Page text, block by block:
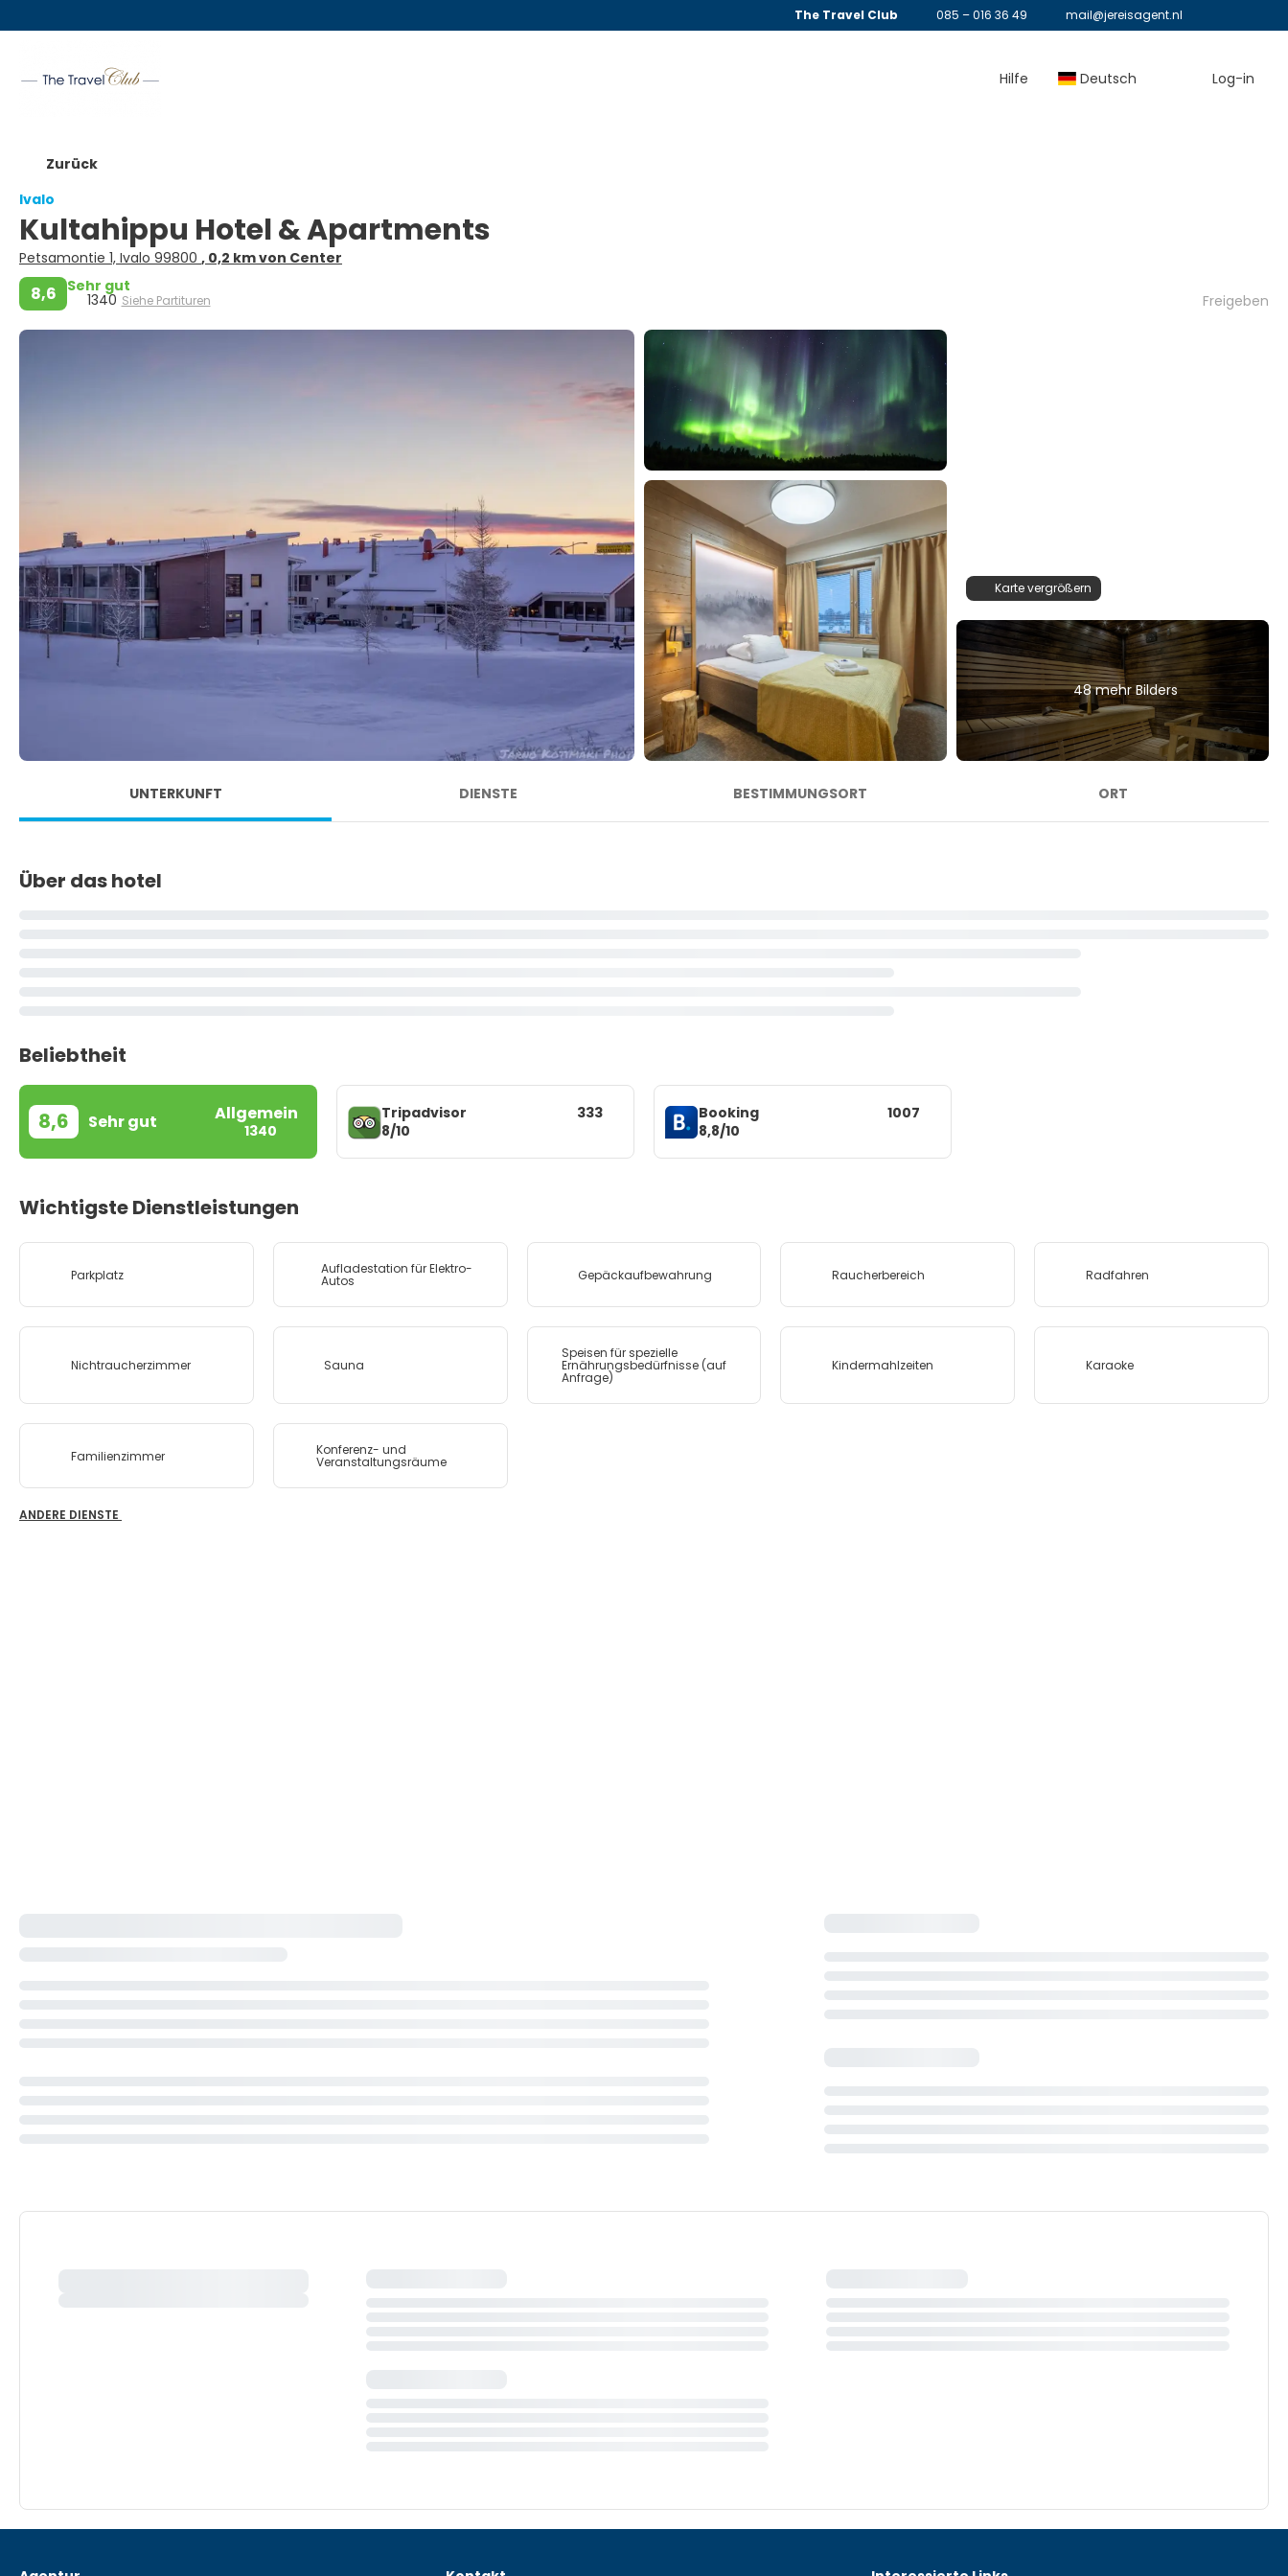
The Travel Club 085 – 016 36 49 mail@jereisagent.nl
Hilfe Deutsch Log-in
Zurück
Ivalo
Kultahippu Hotel & Apartments
Petsamontie 1, Ivalo 99800 , 0,2 km von Center
8,6 Sehr gut
1340 Siehe Partituren Freigeben
Karte vergrößern
48 mehr Bilders
UNTERKUNFT DIENSTE BESTIMMUNGSORT ORT
Über das hotel
Beliebtheit
8,6 Sehr gut Allgemein
1340
Tripadvisor
8/10
333
Booking
8,8/10
1007
Wichtigste Dienstleistungen
Parkplatz Aufladestation für Elektro-
Autos Gepäckaufbewahrung Raucherbereich Radfahren
Nichtraucherzimmer Sauna
Speisen für spezielle
Ernährungsbedürfnisse (auf
Anfrage)
Kindermahlzeiten Karaoke
Familienzimmer Konferenz- und
Veranstaltungsräume
ANDERE DIENSTE